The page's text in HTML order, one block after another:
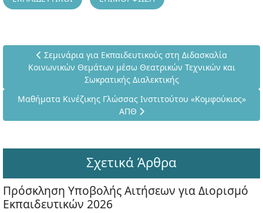
Προηγούμενο άρθρο: Σεμινάρια για Εκπαιδευτικούς
Σεμινάρια για Εκπαιδευτικούς στη Διδασκαλία
Κοινωνικών Θεμάτων μέσω Θεατρικών Τεχνικών και
Σωκρατικής Διαλεκτικής
Επόμενο άρθρο: Μαθήματα Κινέζικης Γλώσσας Ινστιτούτου
Μαθήματα Κινέζικης Γλώσσας Ινστιτούτου «Κομφούκιος»
ΑΠΘ
Σχετικά Άρθρα
Πρόσκληση Υποβολής Αιτήσεων για Διορισμό
Εκπαιδευτικών 2026